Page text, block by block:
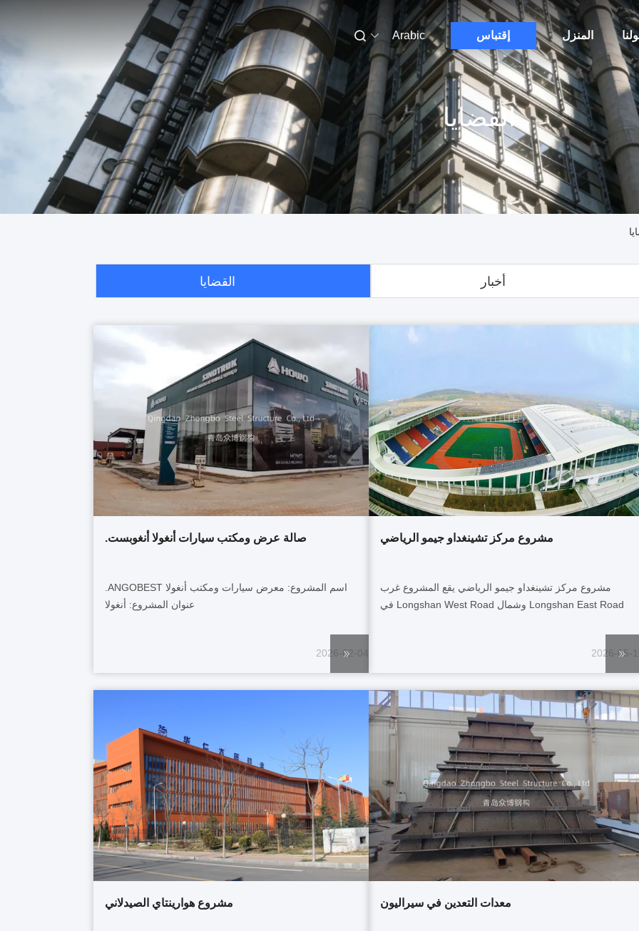
المنزل إقتباس Arabic
القضايا
أخبار القضايا
مشروع مركز تشينغداو جيمو الرياضي
مشروع مركز تشينغداو جيمو الرياضي يقع المشروع غرب
Longshan East Road وشمال Longshan West Road في
المشروع على 3 طوابق فوق الأرض ونصف الطابق السفلي ...
2026-05-
صالة عرض ومكتب سيارات أنغولا أنغوبست.
عنوان المشروع: أنغولا
2026-02-04
معدات التعدين في سيراليون مشروع هوارينتاي الصيدلاني